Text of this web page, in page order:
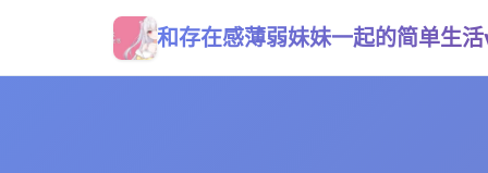
和存在感薄弱妹妹一起的简单生